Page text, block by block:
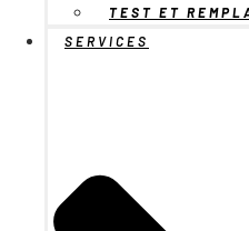
TEST ET
SERVICES